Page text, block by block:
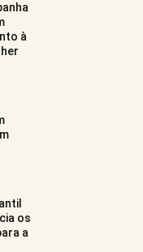
à
os
a